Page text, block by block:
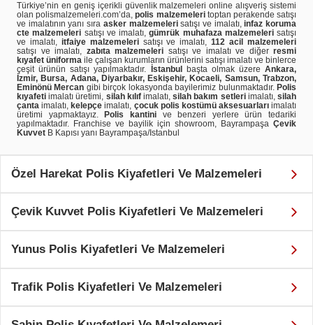
Türkiye’nin en geniş içerikli güvenlik malzemeleri online alışveriş sistemi
olan polismalzemeleri.com’da,polis malzemeleritoptan perakende satışı
ve imalatının yanı sıra asker malzemelerisatışı ve imalatı,infaz koruma
cte malzemeleri satışı ve imalatı,gümrük muhafaza malzemelerisatışı
ve imalatı, itfaiye malzemelerisatışı ve imalatı,112 acil malzemeleri
satışı ve imalatı, zabıta malzemeleri satışı ve imalatı ve diğer resmi
kıyafet üniforma ile çalışan kurumların ürünlerini satışı imalatı ve binlerce
çeşit ürünün satışı yapılmaktadır.
İstanbul başta olmak üzere Ankara,
İzmir, Bursa, Adana, Diyarbakır, Eskişehir, Kocaeli, Samsun, Trabzon,
Eminönü Mercan gibi birçok lokasyonda bayilerimiz bulunmaktadır. Polis
kıyafeti imalatı üretimi, silah kılıfimalatı,silah bakım setleriimalatı,silah
çanta imalatı, kelepçe imalatı, çocuk polis kostümü aksesuarlarıimalatı
üretimi yapmaktayız.
Polis kantinive benzeri yerlere ürün tedariki
yapılmaktadır. Franchise ve bayilik için showroom, Bayrampaşa Çevik
Kuvvet B Kapısı yanı Bayrampaşa/Istanbul
Özel Harekat Polis Kiyafetleri Ve Malzemeleri
Çevik Kuvvet Polis Kiyafetleri Ve Malzemeleri
Yunus Polis Kiyafetleri Ve Malzemeleri
Trafik Polis Kiyafetleri Ve Malzemeleri